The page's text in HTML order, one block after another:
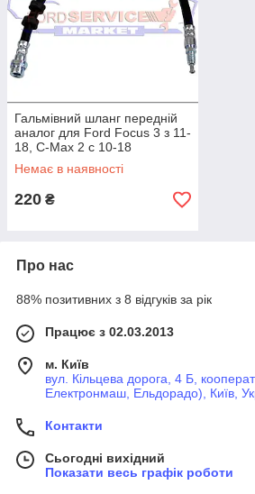
Гальмівний шланг передній
аналог для Ford Focus 3 з 11-
18, С-Max 2 c 10-18
Немає в наявності
220 ₴
Про нас
88% позитивних з 8 відгуків за рік
Працює з 02.03.2013
м. Київ
вул. Кільцева дорога, 4 Б,
Електронмаш, Ельдорадо), Київ,
Контакти
Сьогодні вихідний
Показати весь графік роботи